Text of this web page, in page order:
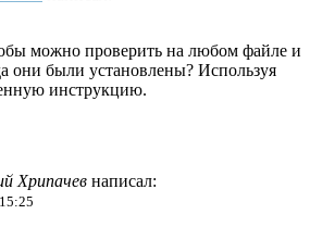
можно проверить на любом файле и
они были установлены? Используя
инструкцию.
Хрипачев написал: